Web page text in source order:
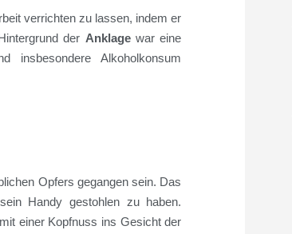
verrichten zu lassen, indem er
der Anklagewar eine
Alkoholkonsum
Opfers gegangen sein. Das
Handy gestohlen zu haben.
einer Kopfnuss ins Gesicht der